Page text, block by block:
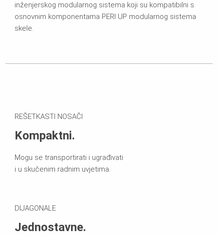
inženjerskog modularnog sistema koji su kompatibilni s
osnovnim komponentama PERI UP modularnog sistema
skele.
REŠETKASTI NOSAČI
Kompaktni.
Mogu se transportirati i ugrađivati
i u skučenim radnim uvjetima.
DIJAGONALE
Jednostavne.